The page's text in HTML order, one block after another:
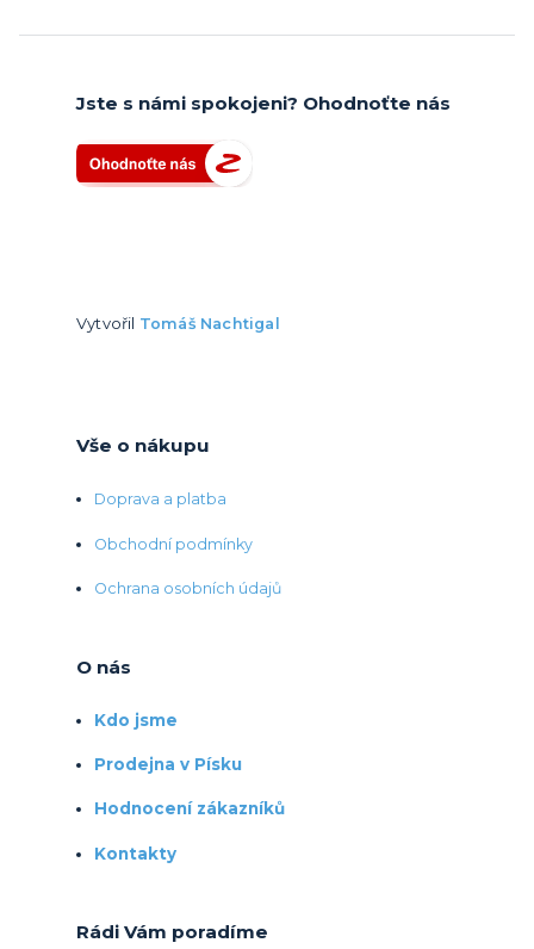
Jste s námi spokojeni? Ohodnoťte nás
Vytvořil Tomáš Nachtigal
Vše o nákupu
Doprava a platba
Obchodní podmínky
Ochrana osobních údajů
O nás
Kdo jsme
Prodejna v Písku
Hodnocení zákazníků
Kontakty
Rádi Vám poradíme